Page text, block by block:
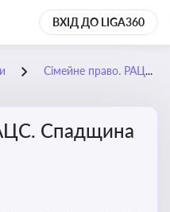
ВХІД ДО LIGA360
Сімейне право. РАЦС. Спадщина
Спадщина